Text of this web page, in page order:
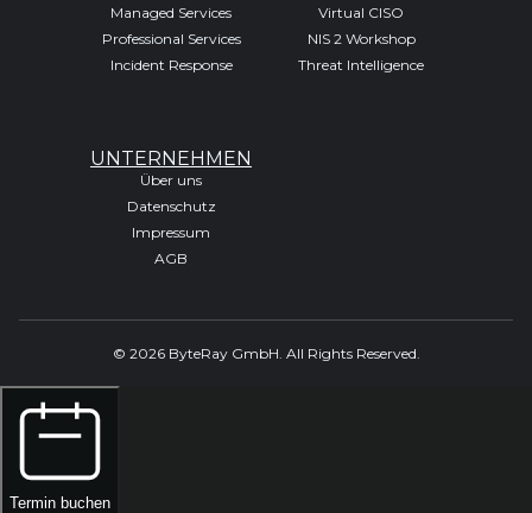
Managed Services
Professional Services
Incident Response
Virtual CISO
NIS 2 Workshop
Threat Intelligence
UNTERNEHMEN
Über uns
Datenschutz
Impressum
AGB
© 2026 ByteRay GmbH. All Rights Reserved.